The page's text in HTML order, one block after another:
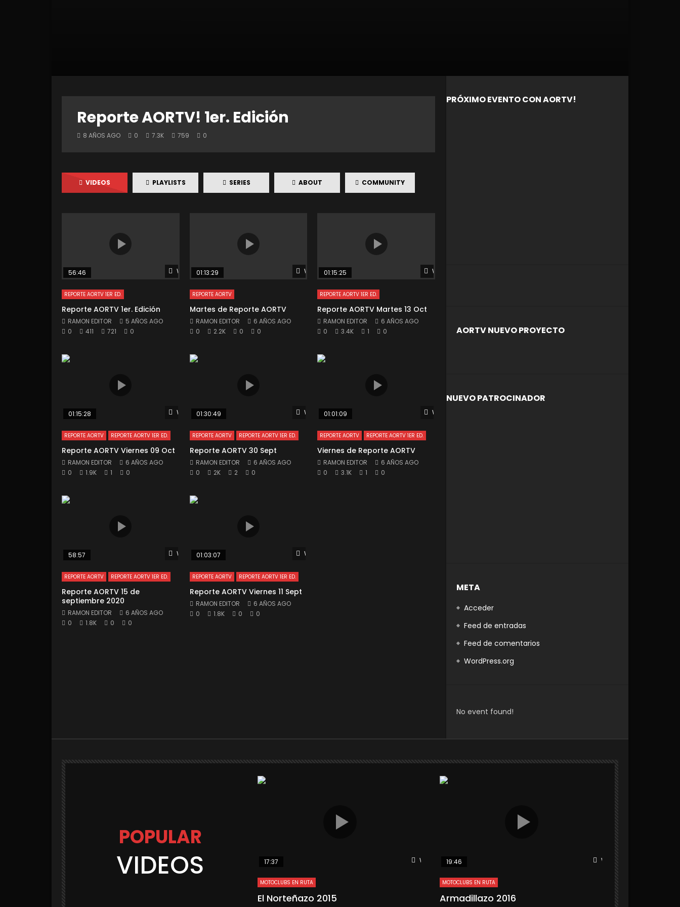
Reporte AORTV! 1er. Edición
8 AÑOS AGO 0 7.3K 759 0
VIDEOS PLAYLISTS SERIES ABOUT COMMUNITY
Watch Later
56:46
REPORTE AORTV 1ER ED.
Reporte AORTV 1er. Edición
RAMON EDITOR
5 AÑOS AGO
0
411 721 0
Watch Later
01:13:29
REPORTE AORTV
Martes de Reporte AORTV
RAMON EDITOR
6 AÑOS AGO
0
2.2K 0 0
Watch Later
01:15:25
REPORTE AORTV 1ER ED.
Reporte AORTV Martes 13 Oct
RAMON EDITOR
6 AÑOS AGO
0
3.4K 1 0
Watch Later
01:15:28
REPORTE AORTV REPORTE AORTV 1ER ED.
Reporte AORTV Viernes 09 Oct
RAMON EDITOR
6 AÑOS AGO
0
1.9K 1 0
Watch Later
01:30:49
REPORTE AORTV REPORTE AORTV 1ER ED.
Reporte AORTV 30 Sept
RAMON EDITOR
6 AÑOS AGO
0
2K 2 0
Watch Later
01:01:09
REPORTE AORTV REPORTE AORTV 1ER ED.
Viernes de Reporte AORTV
RAMON EDITOR
6 AÑOS AGO
0
3.1K 1 0
Watch Later
58:57
REPORTE AORTV REPORTE AORTV 1ER ED.
Reporte AORTV 15 de
septiembre 2020
RAMON EDITOR
6 AÑOS AGO
0
1.8K 0 0
Watch Later
01:03:07
REPORTE AORTV REPORTE AORTV 1ER ED.
Reporte AORTV Viernes 11 Sept
RAMON EDITOR
6 AÑOS AGO
0
1.8K 0 0
PRÓXIMO EVENTO CON AORTV!
AORTV NUEVO PROYECTO
NUEVO PATROCINADOR
META
Acceder
Feed de entradas
Feed de comentarios
WordPress.org
No event found!
POPULAR
VIDEOS Watch Later
17:37
MOTOCLUBS EN RUTA
El Norteñazo 2015
Watch Later
19:46
MOTOCLUBS EN RUTA
Armadillazo 2016